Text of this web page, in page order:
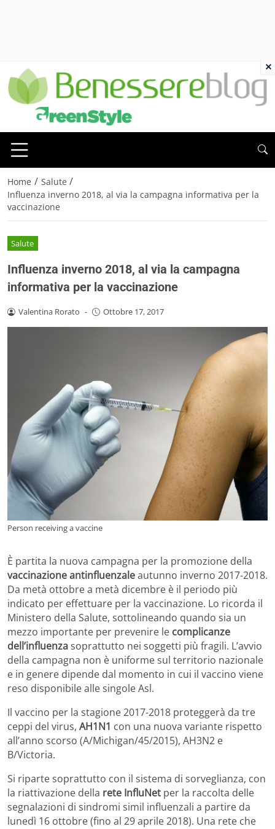
Home / Salute /
Influenza inverno 2018, al via la campagna informativa per la
vaccinazione
Salute
Influenza inverno 2018, al via la campagna
informativa per la vaccinazione
Valentina Rorato - Ottobre 17, 2017
Person receiving a vaccine
È partita la nuova campagna per la promozione della
vaccinazione antinfluenzaleautunno inverno 2017-2018.
Da metà ottobre a metà dicembre è il periodo più
indicato per effettuare per la vaccinazione. Lo ricorda il
Ministero della Salute, sottolineando quando sia un
mezzo importante per prevenire le complicanze
dell’influenzasoprattutto nei soggetti più fragili. L’avvio
della campagna non è uniforme sul territorio nazionale
e in genere dipende dal momento in cui il vaccino viene
reso disponibile alle singole Asl.
Il vaccino per la stagione 2017-2018 proteggerà da tre
ceppi del virus, AH1N1 con una nuova variante rispetto
all’anno scorso (A/Michigan/45/2015), AH3N2 e
B/Victoria.
Si riparte soprattutto con il sistema di sorveglianza, con
la riattivazione della rete InfluNet per la raccolta delle
segnalazioni di sindromi simil influenzali a partire da
lunedì 16 ottobre (fino al 29 aprile 2018). Una rete che
×